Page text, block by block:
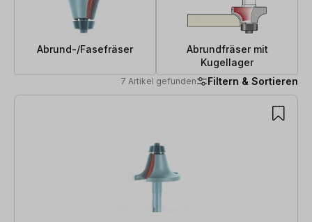
Abrund-/Fasefräser
Abrundfräser mit
Kugellager
7 Artikel gefunden Filtern & Sortieren
7 Artikel gefunden